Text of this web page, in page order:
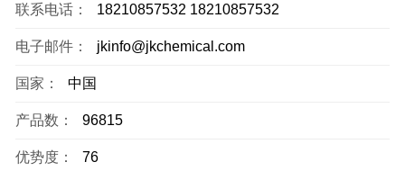
联系电话： 18210857532 18210857532
电子邮件： jkinfo@jkchemical.com
国家： 中国
产品数： 96815
优势度： 76